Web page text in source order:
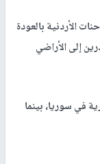
الأردنية بالعودة
إلى الأراضي
في سوريا، بينما